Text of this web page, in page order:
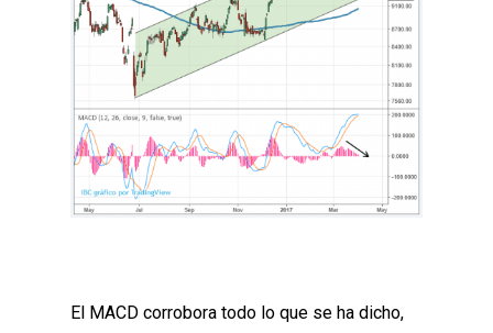
El MACD corrobora todo lo que se ha dicho,